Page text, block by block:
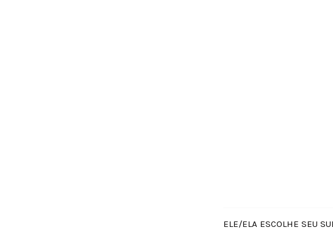
ELE/ELA ESCOLHE SEU